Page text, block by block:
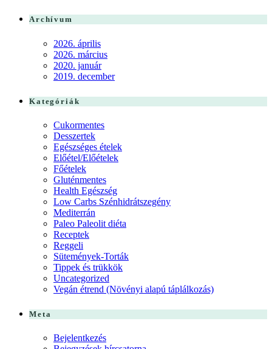
Archívum
2026. április
2026. március
2020. január
2019. december
Kategóriák
Cukormentes
Desszertek
Egészséges ételek
Előétel/Előételek
Főételek
Gluténmentes
Health Egészség
Low Carbs Szénhidrátszegény
Mediterrán
Paleo Paleolit diéta
Receptek
Reggeli
Sütemények-Torták
Tippek és trükkök
Uncategorized
Vegán étrend (Növényi alapú táplálkozás)
Meta
Bejelentkezés